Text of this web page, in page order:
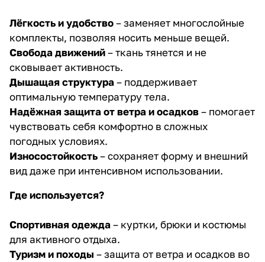
Лёгкость и удобство– заменяет многослойные
комплекты, позволяя носить меньше вещей.
Свобода движений– ткань тянется и не
сковывает активность.
Дышащая структура– поддерживает
оптимальную температуру тела.
Надёжная защита от ветра и осадков– помогает
чувствовать себя комфортно в сложных
погодных условиях.
Износостойкость– сохраняет форму и внешний
вид даже при интенсивном использовании.
Где используется?
Спортивная одежда– куртки, брюки и костюмы
для активного отдыха.
Туризм и походы – защита от ветра и осадков во